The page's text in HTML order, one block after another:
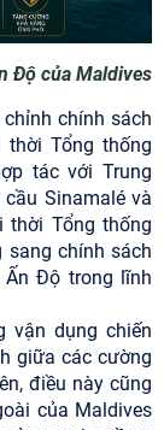
Độ của Maldives
chính sách
Tổng thống
tác với Trung
Sinamalé và
thời Tổng thống
sang chính sách
Ấn Độ trong lĩnh
vận dụng chiến
giữa các cường
điều này cũng
của Maldives